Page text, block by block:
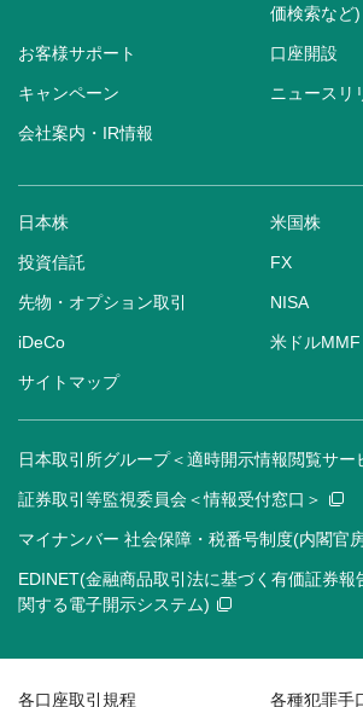
価検索など)
お客様サポート 口座開設
キャンペーン ニュースリ
会社案内・IR情報
日本株 米国株
投資信託 FX
先物・オプション取引 NISA
iDeCo 米ドルMMF
サイトマップ
日本取引所グループ＜適時開示情報閲覧サー
証券取引等監視委員会＜情報受付窓口＞
マイナンバー 社会保障・税番号制度(内閣官
EDINET(金融商品取引法に基づく有価証券報
関する電子開示システム)
各口座取引規程 各種犯罪手